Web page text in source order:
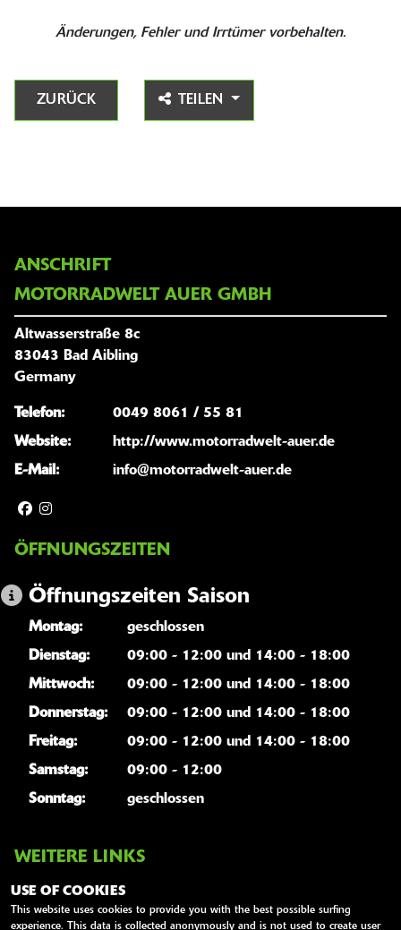
Änderungen, Fehler und Irrtümer vorbehalten.
ZURÜCK TEILEN
ANSCHRIFT
MOTORRADWELT AUER GMBH
Altwasserstraße 8c
83043 Bad Aibling
Germany
Telefon:
0049 8061 / 55 81
Website:
http://www.motorradwelt-auer.de
E-Mail:
info@motorradwelt-auer.de
ÖFFNUNGSZEITEN
Öffnungszeiten Saison
Montag:
geschlossen
Dienstag:
09:00 - 12:00 und 14:00 - 18:00
Mittwoch:
09:00 - 12:00 und 14:00 - 18:00
Donnerstag:
09:00 - 12:00 und 14:00 - 18:00
Freitag:
09:00 - 12:00 und 14:00 - 18:00
Samstag:
09:00 - 12:00
Sonntag:
geschlossen
WEITERE LINKS
Kawasaki News
Kawasaki Handbücher
USE OF COOKIES
This website uses cookies to provide you with the best possible surfing
experience. This data is collected anonymously and is not used to create user